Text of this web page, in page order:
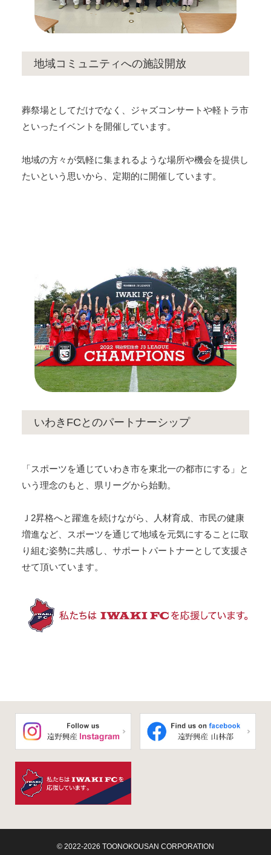
地域コミュニティへの施設開放
葬祭場としてだけでなく、ジャズコンサートや軽トラ市
といったイベントを開催しています。
地域の方々が気軽に集まれるような場所や機会を提供し
たいという思いから、定期的に開催しています。
いわきFCとのパートナーシップ
「スポーツを通じていわき市を東北一の都市にする」と
いう理念のもと、県リーグから始動。
Ｊ2昇格へと躍進を続けながら、人材育成、市民の健康
増進など、スポーツを通じて地域を元気にすることに取
り組む姿勢に共感し、サポートパートナーとして支援さ
せて頂いています。
© 2022-2026 TOONOKOUSAN CORPORATION